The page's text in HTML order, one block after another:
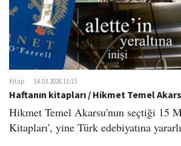
Kitap 14.03.2026 11:15
Haftanın kitapları / Hikmet Temel
Hikmet Temel Akarsu'nun seçtiği 15
Kitapları', yine Türk edebiyatına